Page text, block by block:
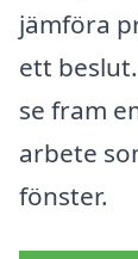
jämföra
ett
se fram
arbete
fönster.